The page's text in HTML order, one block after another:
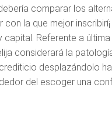
comparar los
la que mejor
capital. Referente a última
considerará la
desplazándolo
del escoger una